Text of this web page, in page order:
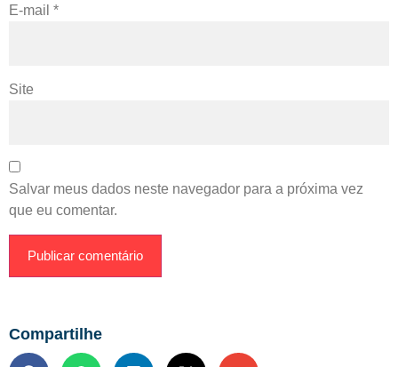
Compartilhe
E-mail *
Site
Salvar meus dados neste navegador para a próxima vez
que eu comentar.